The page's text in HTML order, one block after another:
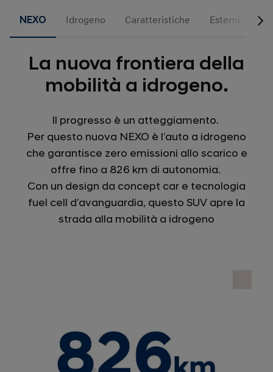
NEXO Idrogeno Caratteristiche Esterni
La nuova frontiera della
mobilità a idrogeno.
Il progresso è un atteggiamento.
Per questo nuova NEXO è l’auto a idrogeno
che garantisce zero emissioni allo scarico e
offre fino a 826 km di autonomia.
Con un design da concept car e tecnologia
fuel cell d’avanguardia, questo SUV apre la
strada alla mobilità a idrogeno